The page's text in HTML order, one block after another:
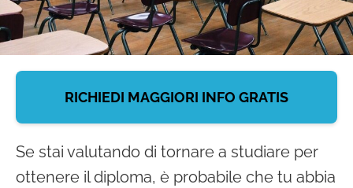
In
RICHIEDI MAGGIORI INFO GRATIS
Se stai valutando di tornare a studiare per
ottenere il diploma, è probabile che tu abbia